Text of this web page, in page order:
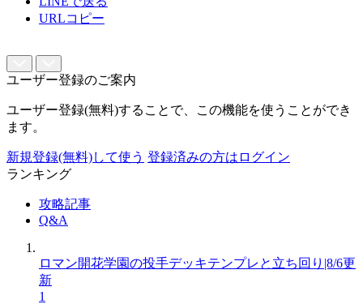
URLコピー
ユーザー登録のご案内
ユーザー登録(無料)することで、この機能を使うことができ
ます。
新規登録(無料)して使う 登録済みの方はログイン
ランキング
攻略記事
Q&A
ロマン開花学園の投手デッキテンプレと立ち回り|8/6更
新
1